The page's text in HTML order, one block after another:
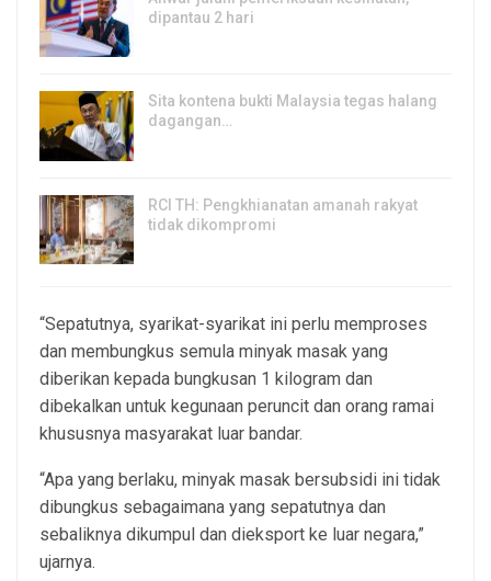
dipantau 2 hari
Sita kontena bukti Malaysia tegas halang
dagangan…
RCI TH: Pengkhianatan amanah rakyat
tidak dikompromi
“Sepatutnya, syarikat-syarikat ini perlu memproses
dan membungkus semula minyak masak yang
diberikan kepada bungkusan 1 kilogram dan
dibekalkan untuk kegunaan peruncit dan orang ramai
khususnya masyarakat luar bandar.
“Apa yang berlaku, minyak masak bersubsidi ini tidak
dibungkus sebagaimana yang sepatutnya dan
sebaliknya dikumpul dan dieksport ke luar negara,”
ujarnya.